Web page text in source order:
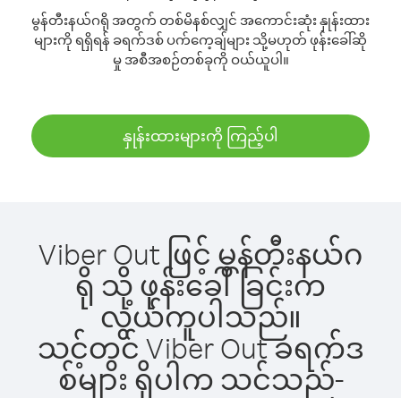
မွန်တီးနယ်ဂရို အတွက် တစ်မိနစ်လျှင် အကောင်းဆုံး နှုန်းထား
များကို ရရှိရန် ခရက်ဒစ် ပက်ကေ့ချ်များ သို့မဟုတ် ဖုန်းခေါ်ဆို
မှု အစီအစဉ်တစ်ခုကို ဝယ်ယူပါ။
နှုန်းထားများကို ကြည့်ပါ
Viber Out ဖြင့် မွန်တီးနယ်ဂ
ရို သို့ ဖုန်းခေါ်ခြင်းက
လွယ်ကူပါသည်။
သင့်တွင် Viber Out ခရက်ဒ
စ်များ ရှိပါက သင်သည်-